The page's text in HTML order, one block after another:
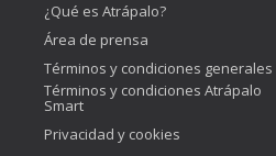
¿Qué es Atrápalo?
Área de prensa
Términos y condiciones generales
Términos y condiciones Atrápalo
Smart
Privacidad y cookies